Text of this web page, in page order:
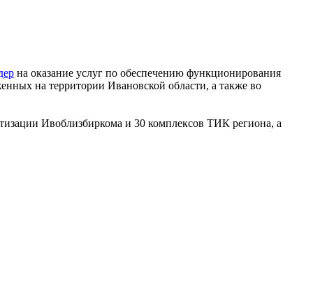
на оказание услуг по обеспечению функционирования
на территории Ивановской области, а также во
Ивоблизбиркома и 30 комплексов ТИК региона, а